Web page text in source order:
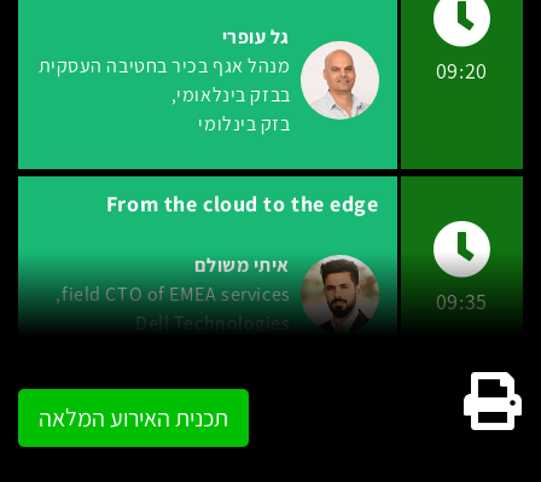
09:20
גל עופרי
מנהל אגף בכיר בחטיבה העסקית
בבזק בינלאומי
בזק בינלומי
09:35
From the cloud to the edge
איתי משולם
field CTO of EMEA services
Dell Technologies
תכנית האירוע המלאה